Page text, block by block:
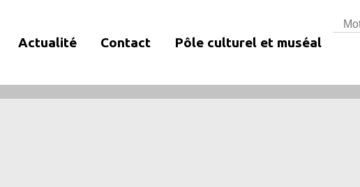
Actualité Contact Pôle culturel et muséal